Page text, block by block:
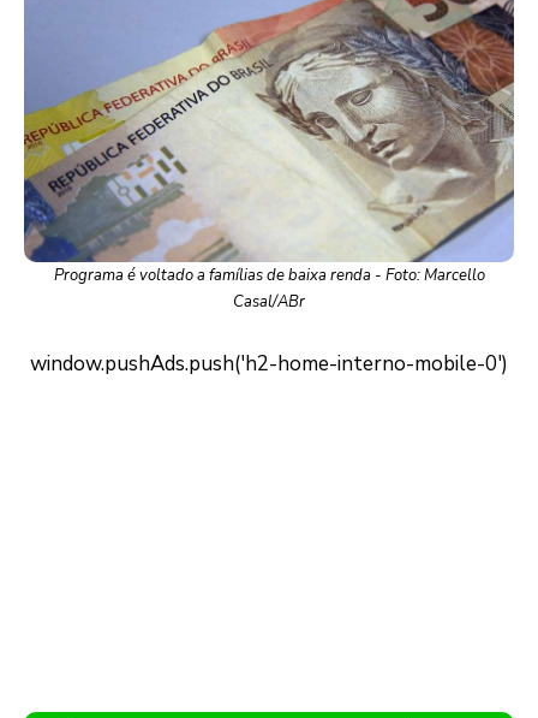
Programa é voltado a famílias de baixa renda - Foto: Marcello
Casal/ABr